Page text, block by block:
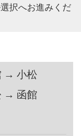
択へお進みくだ
→ 小松
→ 函館